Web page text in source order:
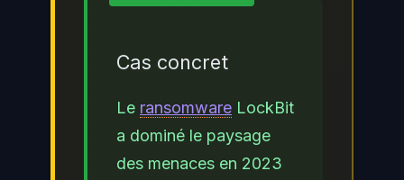
Cas concret
Le ransomware LockBit
a dominé le paysage
des menaces en 2023